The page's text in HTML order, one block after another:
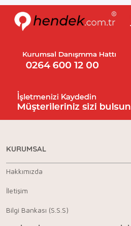
KURUMSAL
Hakkımızda
İletişim
Bilgi Bankası (S.S.S)